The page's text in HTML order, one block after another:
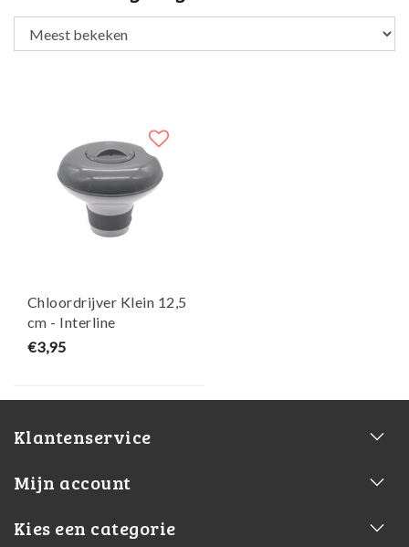
Chloordrijver Klein 12,5
cm - Interline
€3,95
Klantenservice
Mijn account
Kies een categorie